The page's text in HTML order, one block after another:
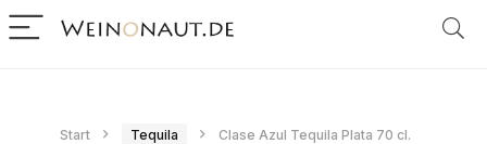
Start Tequila Clase Azul Tequila Plata 70 cl.